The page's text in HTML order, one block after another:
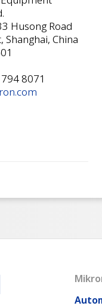
Husong Road
Shanghai, China
8071